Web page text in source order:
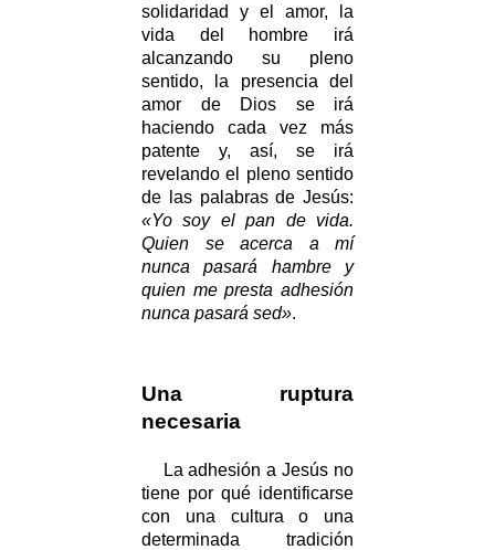
solidaridad y el amor, la
vida del hombre irá
alcanzando su pleno
sentido, la presencia del
amor de Dios se irá
haciendo cada vez más
patente y, así, se irá
revelando el pleno sentido
de las palabras de Jesús:
«Yo soy el pan de vida.
Quien se acerca a mí
nunca pasará hambre y
quien me presta adhesión
nunca pasará sed».
Una ruptura
necesaria
La adhesión a Jesús no
tiene por qué identificarse
con una cultura o una
determinada tradición